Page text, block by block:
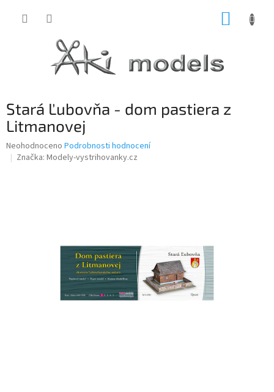
Stará Ľubovňa - dom pastiera z
Litmanovej
Průměrné
hodnocení
Neohodnoceno Podrobnosti hodnocení
Značka: Modely-vystrihovanky.cz